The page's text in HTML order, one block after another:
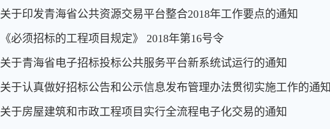
关于印发青海省公共资源交易平台整合2018年工作要点的通知
《必须招标的工程项目规定》 2018年第16号令
关于青海省电子招标投标公共服务平台新系统试运行的通知
关于认真做好招标公告和公示信息发布管理办法贯彻实施工作的通知
关于房屋建筑和市政工程项目实行全流程电子化交易的通知